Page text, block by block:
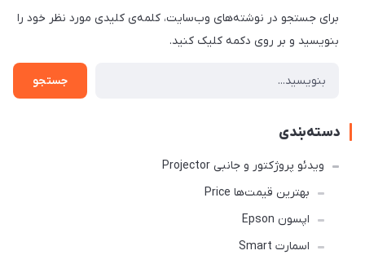
برای جستجو در نوشته‌های وب‌سایت، کلمه‌ی کلیدی مورد نظر خود را
بنویسید و بر روی دکمه کلیک کنید.
جستجو
دسته‌بندی
ویدئو پروژکتور و جانبی Projector
بهترین قیمت‌ها Price
اپسون Epson
اسمارت Smart